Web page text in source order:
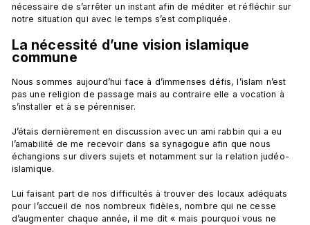
nécessaire de s’arrêter un instant afin de méditer et réfléchir sur
La nécessité d’une vision islamique
commune
Nous sommes aujourd’hui face à d’immenses défis, l’islam n’est
pas une religion de passage mais au contraire elle a vocation à
s’installer et à se pérenniser.
J’étais dernièrement en discussion avec un ami rabbin qui a eu
l’amabilité de me recevoir dans sa synagogue afin que nous
échangions sur divers sujets et notamment sur la relation judéo-
islamique.
Lui faisant part de nos difficultés à trouver des locaux adéquats
pour l’accueil de nos nombreux fidèles, nombre qui ne cesse
d’augmenter chaque année, il me dit « mais pourquoi vous ne